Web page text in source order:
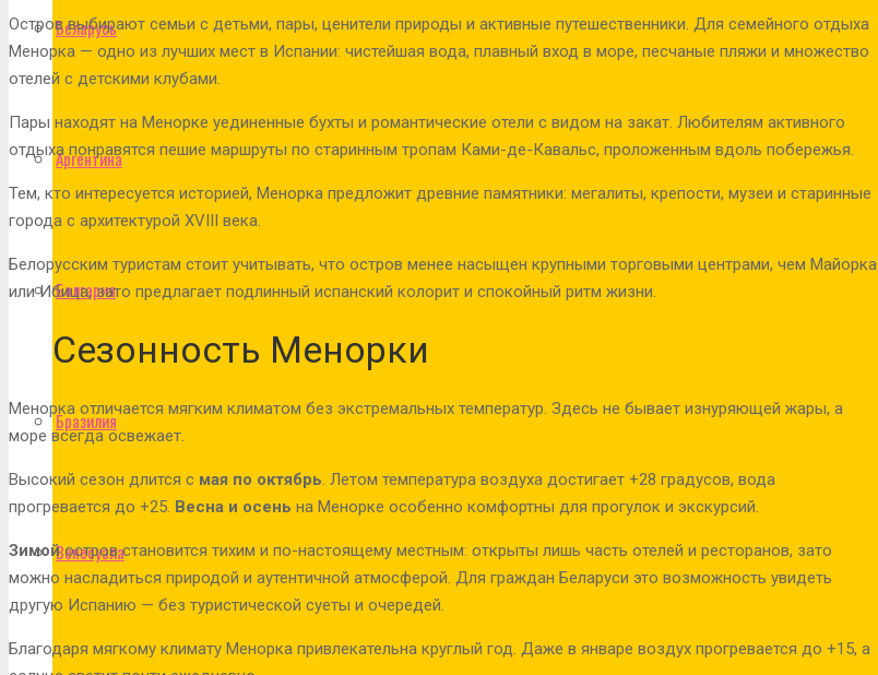
Беларусь
Аргентина
Болгария
Бразилия
Венесуэла
Остров выбирают семьи с детьми, пары, ценители природы и активные путешественники. Для семейного отдыха
Менорка — одно из лучших мест в Испании: чистейшая вода, плавный вход в море, песчаные пляжи и множество
отелей с детскими клубами.
Пары находят на Менорке уединенные бухты и романтические отели с видом на закат. Любителям активного
отдыха понравятся пешие маршруты по старинным тропам Ками-де-Кавальс, проложенным вдоль побережья.
Тем, кто интересуется историей, Менорка предложит древние памятники: мегалиты, крепости, музеи и старинные
города с архитектурой XVIII века.
Белорусским туристам стоит учитывать, что остров менее насыщен крупными торговыми центрами, чем Майорка
или Ибица, зато предлагает подлинный испанский колорит и спокойный ритм жизни.
Сезонность Менорки
Менорка отличается мягким климатом без экстремальных температур. Здесь не бывает изнуряющей жары, а
море всегда освежает.
Высокий сезон длится с мая по октябрь . Летом температура воздуха достигает +28 градусов, вода
прогревается до +25. Весна и осень на Менорке особенно комфортны для прогулок и экскурсий.
Зимойостров становится тихим и по-настоящему местным: открыты лишь часть отелей и ресторанов, зато
можно насладиться природой и аутентичной атмосферой. Для граждан Беларуси это возможность увидеть
другую Испанию — без туристической суеты и очередей.
Благодаря мягкому климату Менорка привлекательна круглый год. Даже в январе воздух прогревается до +15, а